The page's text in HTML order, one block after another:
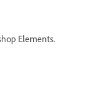
Elements.